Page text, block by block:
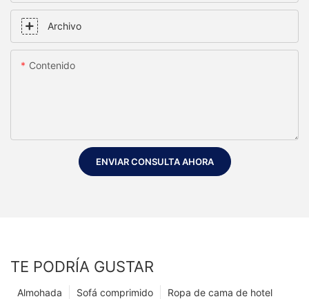
Archivo
Contenido
ENVIAR CONSULTA AHORA
TE PODRÍA GUSTAR
Ropa de cama de hotel
Sofá comprimido
Almohada